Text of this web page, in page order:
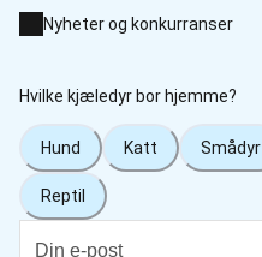
Nyheter og konkurranser
Hvilke kjæledyr bor hjemme?
Hund Katt Smådyr
Reptil